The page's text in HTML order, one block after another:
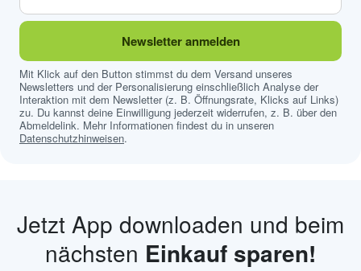
Newsletter anmelden
Mit Klick auf den Button stimmst du dem Versand unseres
Newsletters und der Personalisierung einschließlich Analyse der
Interaktion mit dem Newsletter (z. B. Öffnungsrate, Klicks auf Links)
zu. Du kannst deine Einwilligung jederzeit widerrufen, z. B. über den
Abmeldelink. Mehr Informationen findest du in unseren
Datenschutzhinweisen.
Jetzt App downloaden und beim
nächsten Einkauf sparen!